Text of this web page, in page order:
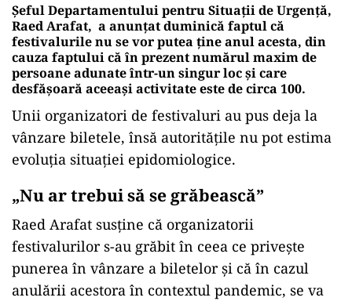
Şeful Departamentului pentru Situaţii de Urgenţă,
Raed Arafat, a anunțat duminică faptul că
festivalurile nu se vor putea ține anul acesta, din
cauza faptului că în prezent numărul maxim de
persoane adunate într-un singur loc și care
desfășoară aceeași activitate este de circa 100.
Unii organizatori de festivaluri au pus deja la
vânzare biletele, însă autoritățile nu pot estima
evoluția situației epidomiologice.
„Nu ar trebui să se grăbească”
Raed Arafat susține că organizatorii
festivalurilor s-au grăbit în ceea ce privește
punerea în vânzare a biletelor și că în cazul
anulării acestora în contextul pandemic, se va